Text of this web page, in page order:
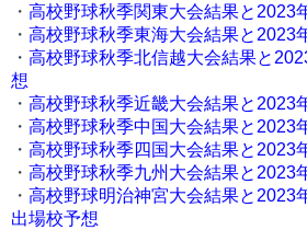
・ 高校野球秋季関東大会結果と2023
・ 高校野球秋季東海大会結果と2023
・ 高校野球秋季北信越大会結果と
想
・ 高校野球秋季近畿大会結果と2023
・ 高校野球秋季中国大会結果と2023
・ 高校野球秋季四国大会結果と2023
・ 高校野球秋季九州大会結果と2023
・ 高校野球明治神宮大会結果と2023
出場校予想